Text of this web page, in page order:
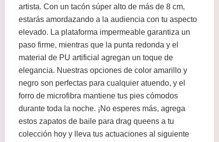
artista. Con un tacón súper alto de más de 8 cm,
estarás amordazando a la audiencia con tu aspecto
elevado. La plataforma impermeable garantiza un
paso firme, mientras que la punta redonda y el
material de PU artificial agregan un toque de
elegancia. Nuestras opciones de color amarillo y
negro son perfectas para cualquier atuendo, y el
forro de microfibra mantiene tus pies cómodos
durante toda la noche. ¡No esperes más, agrega
estos zapatos de baile para drag queens a tu
colección hoy y lleva tus actuaciones al siguiente